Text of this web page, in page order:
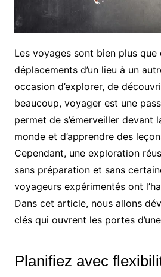
Les voyages sont bien plus que
déplacements d’un lieu à un
occasion d’explorer, de
beaucoup, voyager est une
permet de s’émerveiller devant
monde et d’apprendre des
Cependant, une exploration
sans préparation et sans
voyageurs expérimentés ont
Dans cet article, nous allons
clés qui ouvrent les portes
Planifiez avec